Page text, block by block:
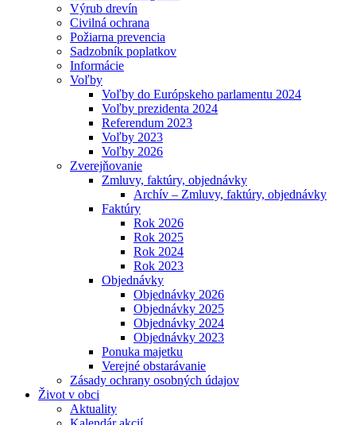
Výrub drevín
Civilná ochrana
Požiarna prevencia
Sadzobník poplatkov
Informácie
Voľby
Voľby do Európskeho parlamentu 2024
Voľby prezidenta 2024
Referendum 2023
Voľby 2023
Voľby 2026
Zverejňovanie
Zmluvy, faktúry, objednávky
Archív – Zmluvy, faktúry, objednávky
Faktúry
Rok 2026
Rok 2025
Rok 2024
Rok 2023
Objednávky
Objednávky 2026
Objednávky 2025
Objednávky 2024
Objednávky 2023
Ponuka majetku
Verejné obstarávanie
Zásady ochrany osobných údajov
Život v obci
Aktuality